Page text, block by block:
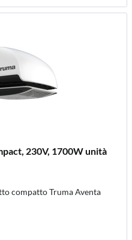
230V, 1700W unità
compatto Truma Aventa